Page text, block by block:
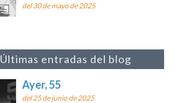
del 30 de mayo de 2025
Últimas entradas del blog
Ayer, 55
del 25 de junio de 2025